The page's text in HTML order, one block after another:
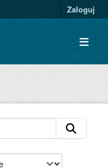
Zaloguj